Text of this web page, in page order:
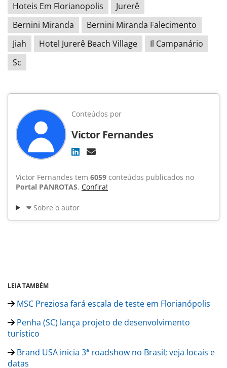
Hoteis Em Florianopolis
Jurerê
Bernini Miranda
Bernini Miranda Falecimento
Jiah
Hotel Jurerê Beach Village
Il Campanário
Sc
Conteúdos por
Victor Fernandes
Victor Fernandes tem 6059 conteúdos publicados no
Portal PANROTAS. Confira!
Sobre o autor
LEIA TAMBÉM
MSC Preziosa fará escala de teste em Florianópolis
Penha (SC) lança projeto de desenvolvimento
turístico
Brand USA inicia 3ª roadshow no Brasil; veja locais e
datas